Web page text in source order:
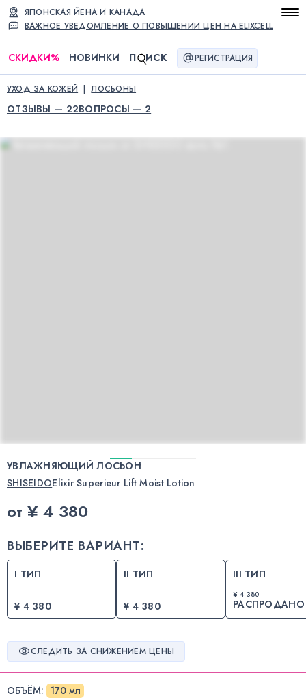
ВАЖНОЕ УВЕДОМЛЕНИЕ О ПОВЫШЕНИИ ЦЕН НА ELIXCELL
ЯПОНСКАЯ ЙЕНА И КАНАДА
СКИДКИ% НОВИНКИ П ИСК РЕГИСТРАЦИЯ
УХОД ЗА КОЖЕЙ ЛОСЬОНЫ
ОТЗЫВЫ — 22ВОПРОСЫ — 2
УВЛАЖНЯЮЩИЙ ЛОСЬОН
SHISEIDOElixir Superieur Lift Moist Lotion
от ¥ 4 380
ВЫБЕРИТЕ ВАРИАНТ:
I ТИП
¥ 4 380
II ТИП
¥ 4 380
III ТИП
¥ 4 380
РАСПРОДАНО
СЛЕДИТЬ ЗА СНИЖЕНИЕМ ЦЕНЫ
ОБЪЁМ: 170 мл